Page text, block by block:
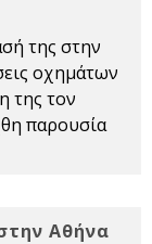
της στην
οχημάτων
της τον
παρουσία
Αθήνα